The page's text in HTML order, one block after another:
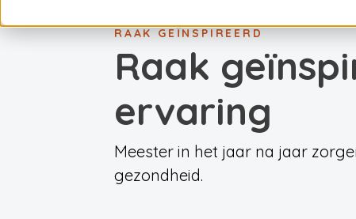
RAAK GEÏNSPIREERD
Raak
ervaring
Meester in het jaar na jaar
gezondheid.